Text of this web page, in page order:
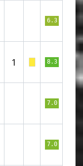
6.3
1 8.3
7.0
7.0